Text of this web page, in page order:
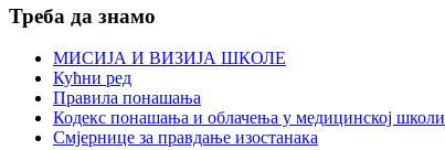
Треба да знамо
МИСИЈА И ВИЗИЈА ШКОЛЕ
Кућни ред
Правила понашања
Кодекс понашања и облачења у медицинској школи
Смјернице за правдање изостанака